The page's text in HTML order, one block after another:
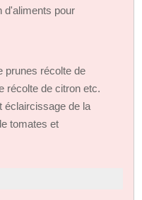
d'aliments pour
prunes récolte de
récolte de citron etc.
éclaircissage de la
tomates et